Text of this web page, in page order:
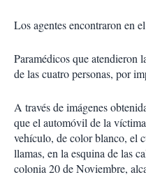
Los agentes encontraron en
Paramédicos que atendieron
de las cuatro personas, por
A través de imágenes
que el automóvil de la
vehículo, de color blanco, el
llamas, en la esquina de las
colonia 20 de Noviembre,